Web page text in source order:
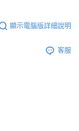
顯示電腦版詳細說明
客服